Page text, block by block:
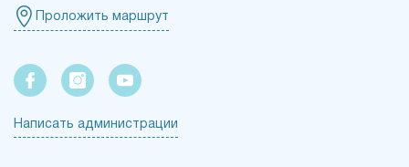
Проложить маршрут
Написать администрации